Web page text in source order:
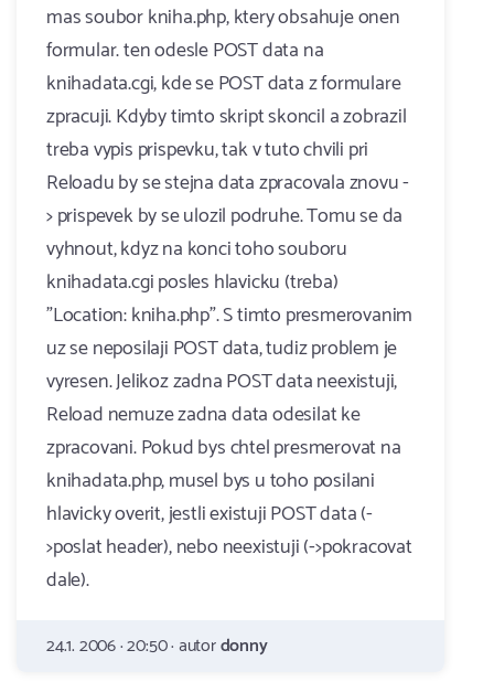
mas soubor kniha.php, ktery obsahuje onen
formular. ten odesle POST data na
knihadata.cgi, kde se POST data z formulare
zpracuji. Kdyby timto skript skoncil a zobrazil
treba vypis prispevku, tak v tuto chvili pri
Reloadu by se stejna data zpracovala znovu -
> prispevek by se ulozil podruhe. Tomu se da
vyhnout, kdyz na konci toho souboru
knihadata.cgi posles hlavicku (treba)
"Location: kniha.php". S timto presmerovanim
uz se neposilaji POST data, tudiz problem je
vyresen. Jelikoz zadna POST data neexistuji,
Reload nemuze zadna data odesilat ke
zpracovani. Pokud bys chtel presmerovat na
knihadata.php, musel bys u toho posilani
hlavicky overit, jestli existuji POST data (-
>poslat header), nebo neexistuji (->pokracovat
dale).
24.1. 2006 · 20:50 · autordonny